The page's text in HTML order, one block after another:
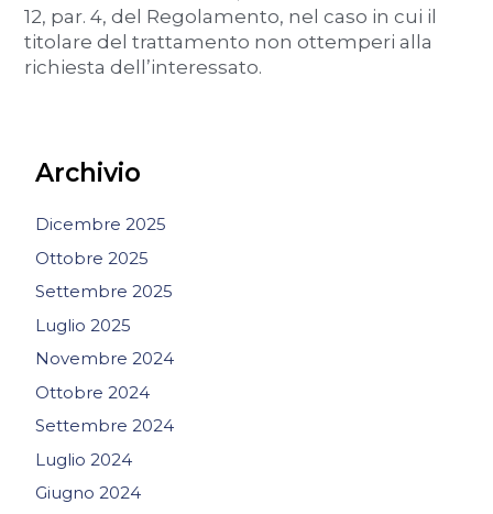
12, par. 4, del Regolamento, nel caso in cui il
titolare del trattamento non ottemperi alla
richiesta dell’interessato.
Archivio
Dicembre 2025
Ottobre 2025
Settembre 2025
Luglio 2025
Novembre 2024
Ottobre 2024
Settembre 2024
Luglio 2024
Giugno 2024